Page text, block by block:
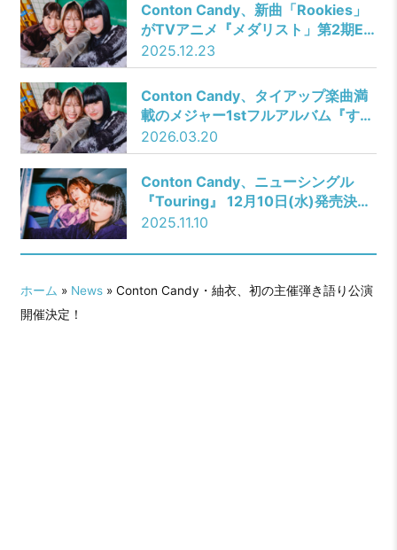
Conton Candy、新曲「Rookies」
がTVアニメ『メダリスト」第2期ED
主題歌に決定！
2025.12.23
Conton Candy、タイアップ楽曲満
載のメジャー1stフルアルバム『すっ
ぴん』リリース決定！
2026.03.20
Conton Candy、ニューシングル
『Touring』 12月10日(水)発売決
定！
2025.11.10
ホーム » News» Conton Candy・紬衣、初の主催弾き語り公演
開催決定！